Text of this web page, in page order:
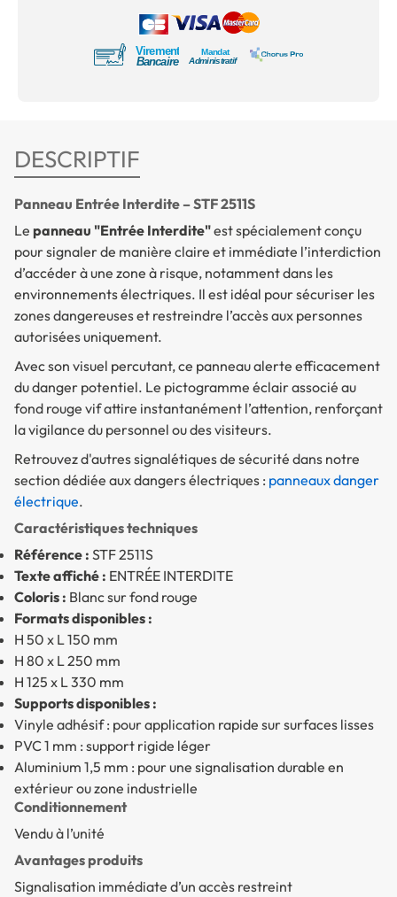
DESCRIPTIF
Panneau Entrée Interdite – STF 2511S
Le panneau "Entrée Interdite"est spécialement conçu
pour signaler de manière claire et immédiate l’interdiction
d’accéder à une zone à risque, notamment dans les
environnements électriques. Il est idéal pour sécuriser les
zones dangereuses et restreindre l’accès aux personnes
autorisées uniquement.
Avec son visuel percutant, ce panneau alerte efficacement
du danger potentiel. Le pictogramme éclair associé au
fond rouge vif attire instantanément l’attention, renforçant
la vigilance du personnel ou des visiteurs.
Retrouvez d'autres signalétiques de sécurité dans notre
section dédiée aux dangers électriques : panneaux danger
électrique.
Caractéristiques techniques
Référence : STF 2511S
Texte affiché : ENTRÉE INTERDITE
Coloris : Blanc sur fond rouge
Formats disponibles :
H 50 x L 150 mm
H 80 x L 250 mm
H 125 x L 330 mm
Supports disponibles :
Vinyle adhésif : pour application rapide sur surfaces lisses
PVC 1 mm : support rigide léger
Aluminium 1,5 mm : pour une signalisation durable en
extérieur ou zone industrielle
Conditionnement
Vendu à l’unité
Avantages produits
Signalisation immédiate d’un accès restreint